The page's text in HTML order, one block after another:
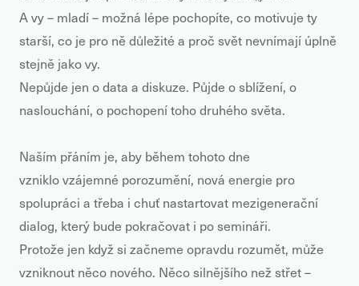
Avy – mladí – možná lépe pochopíte, co motivuje ty
starší, co je pro ně důležité a proč svět nevnímají úplně
stejně jako vy.
Nepůjde jen o data a diskuze. Půjde o sblížení, o
naslouchání, o pochopení toho druhého světa.
Naším přáním je, aby během tohoto dne
vzniklovzájemné porozumění, nová energie pro
spolupráci a třeba i chuť nastartovat mezigenerační
dialog, který bude pokračovat i po semináři.
Protože jen když si začneme opravdu rozumět, může
vzniknout něco nového. Něco silnějšího než střet –